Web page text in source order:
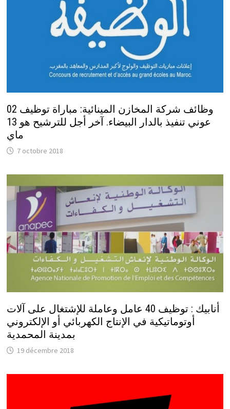
وظائف شركة المخازن المينائية: مباراة توظيف 02
عوني تنفيذ بالدار البيضاء. آخر أجل للترشيح هو 13
ماي
7 octobre 2018
أنابيك : توظيف 40 عامل وعاملة للإشتغال على آلات
أوتوماتيكية في الإنتاج الكهربائي أو الإلكتروني
بمدينة المحمدية
19 décembre 2018